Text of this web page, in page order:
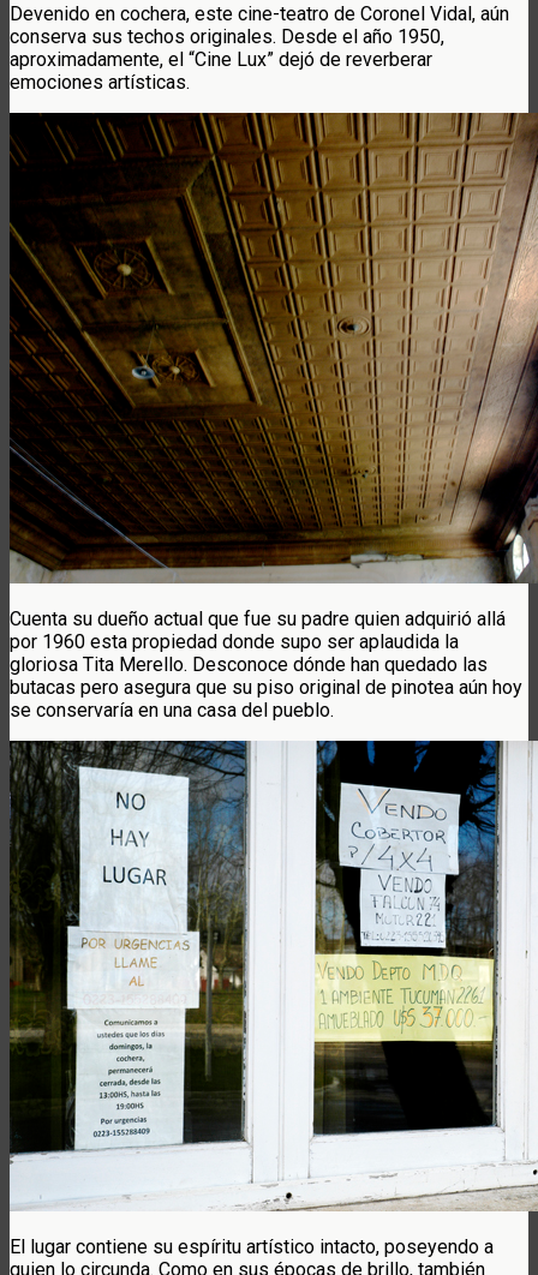
Devenido en cochera, este cine-teatro de Coronel Vidal, aún
conserva sus techos originales. Desde el año 1950,
aproximadamente, el “Cine Lux” dejó de reverberar
emociones artísticas.
Cuenta su dueño actual que fue su padre quien adquirió allá
por 1960 esta propiedad donde supo ser aplaudida la
gloriosa Tita Merello. Desconoce dónde han quedado las
butacas pero asegura que su piso original de pinotea aún hoy
se conservaría en una casa del pueblo.
El lugar contiene su espíritu artístico intacto, poseyendo a
quien lo circunda. Como en sus épocas de brillo, también